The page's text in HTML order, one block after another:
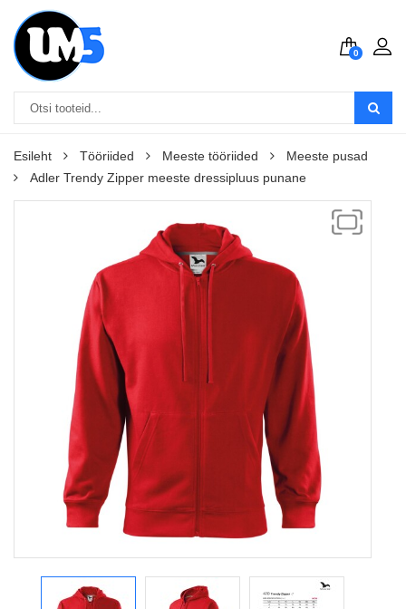
0
Esileht Tööriided Meeste tööriided
Meeste pusad
Adler Trendy Zipper meeste dressipluus punane